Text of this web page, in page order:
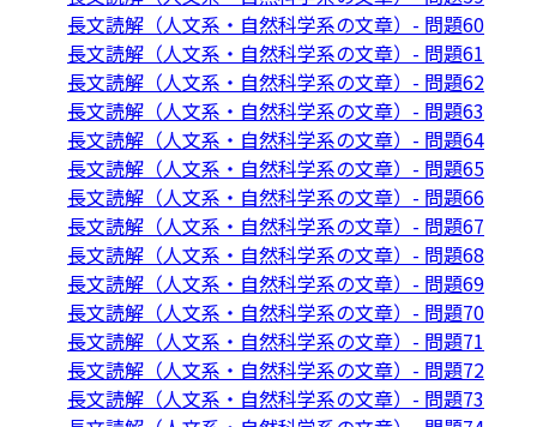
長文読解（人文系・自然科学系の文章）- 問題60
長文読解（人文系・自然科学系の文章）- 問題61
長文読解（人文系・自然科学系の文章）- 問題62
長文読解（人文系・自然科学系の文章）- 問題63
長文読解（人文系・自然科学系の文章）- 問題64
長文読解（人文系・自然科学系の文章）- 問題65
長文読解（人文系・自然科学系の文章）- 問題66
長文読解（人文系・自然科学系の文章）- 問題67
長文読解（人文系・自然科学系の文章）- 問題68
長文読解（人文系・自然科学系の文章）- 問題69
長文読解（人文系・自然科学系の文章）- 問題70
長文読解（人文系・自然科学系の文章）- 問題71
長文読解（人文系・自然科学系の文章）- 問題72
長文読解（人文系・自然科学系の文章）- 問題73